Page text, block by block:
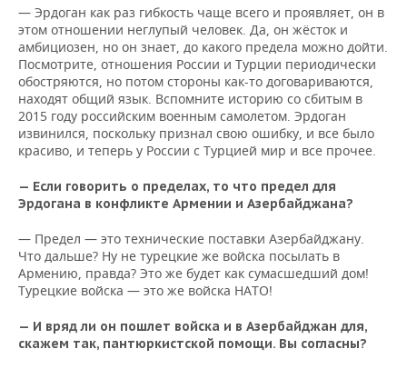
— Эрдоган как раз гибкость чаще всего и проявляет, он в
этом отношении неглупый человек. Да, он жёсток и
амбициозен, но он знает, до какого предела можно дойти.
Посмотрите, отношения России и Турции периодически
обостряются, но потом стороны как-то договариваются,
находят общий язык. Вспомните историю со сбитым в
2015 году российским военным самолетом. Эрдоган
извинился, поскольку признал свою ошибку, и все было
красиво, и теперь у России с Турцией мир и все прочее.
— Если говорить о пределах, то что предел для
Эрдогана в конфликте Армении и Азербайджана?
— Предел — это технические поставки Азербайджану.
Что дальше? Ну не турецкие же войска посылать в
Армению, правда? Это же будет как сумасшедший дом!
Турецкие войска — это же войска НАТО!
— И вряд ли он пошлет войска и в Азербайджан для,
скажем так, пантюркистской помощи. Вы согласны?